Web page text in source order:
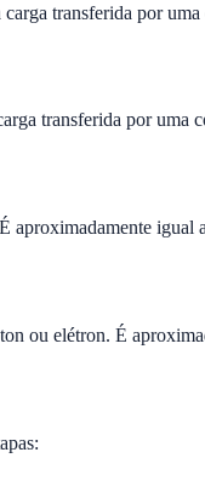
transferida por
transferida por uma
aproximadamente igual
ou elétron. É